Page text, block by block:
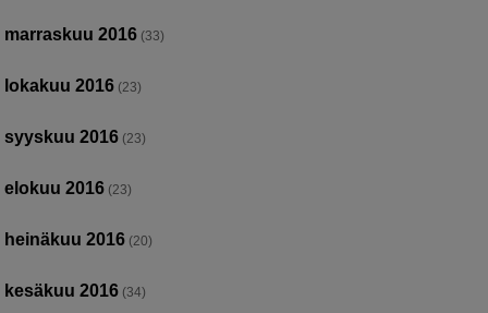
marraskuu 2016 (33)
lokakuu 2016 (23)
syyskuu 2016 (23)
elokuu 2016 (23)
heinäkuu 2016 (20)
kesäkuu 2016 (34)